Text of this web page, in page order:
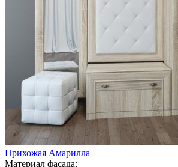
Прихожая Амарилла
Материал фасада: